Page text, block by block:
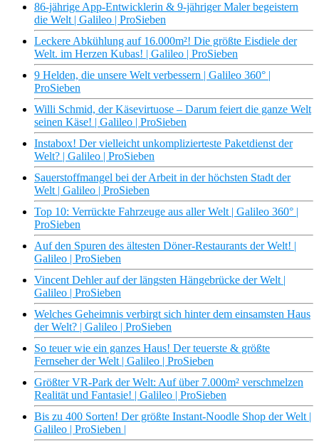
86-jährige App-Entwicklerin & 9-jähriger Maler begeistern
die Welt | Galileo | ProSieben
Leckere Abkühlung auf 16.000m²! Die größte Eisdiele der
Welt. im Herzen Kubas! | Galileo | ProSieben
9 Helden, die unsere Welt verbessern | Galileo 360° |
ProSieben
Willi Schmid, der Käsevirtuose – Darum feiert die ganze Welt
seinen Käse! | Galileo | ProSieben
Instabox! Der vielleicht unkomplizierteste Paketdienst der
Welt? | Galileo | ProSieben
Sauerstoffmangel bei der Arbeit in der höchsten Stadt der
Welt | Galileo | ProSieben
Top 10: Verrückte Fahrzeuge aus aller Welt | Galileo 360° |
ProSieben
Auf den Spuren des ältesten Döner-Restaurants der Welt! |
Galileo | ProSieben
Vincent Dehler auf der längsten Hängebrücke der Welt |
Galileo | ProSieben
Welches Geheimnis verbirgt sich hinter dem einsamsten Haus
der Welt? | Galileo | ProSieben
So teuer wie ein ganzes Haus! Der teuerste & größte
Fernseher der Welt | Galileo | ProSieben
Größter VR-Park der Welt: Auf über 7.000m² verschmelzen
Realität und Fantasie! | Galileo | ProSieben
Bis zu 400 Sorten! Der größte Instant-Noodle Shop der Welt |
Galileo | ProSieben |